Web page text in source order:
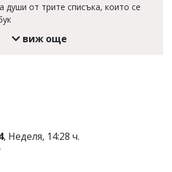
души от трите списъка, които се
виж още
, Неделя, 14:28 ч.